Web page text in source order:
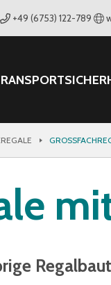
+49 (6753) 122-789